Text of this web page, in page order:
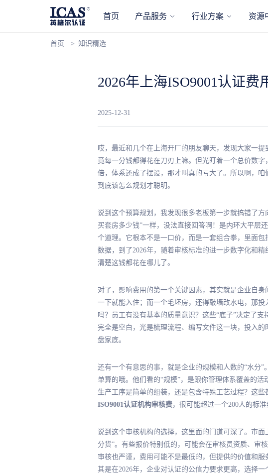
首页 产品服务 行业方案 资源
首页 知识精选
2026年上海ISO9001认证
2025-12-31
哎，最近和几个在上海开厂的朋友聊天，发现大家一
竟每一分钱都得花在刀刃上嘛。但光盯着一个总价数
倍，体系还成了摆设，那才叫真的亏大了。所以啊，
到底该怎么规划才聪明。
说到这个预算规划，我发现很多老板第一步就搞错了方
买套房多少钱”一样，没法直接回答啊！是内环大平层
个道理。它根本不是一口价，而是一套组合拳，里面
数据，到了2026年，随着审核标准的进一步数字化和
清楚这钱都花在哪儿了。
对了，影响费用的第一个关键因素，其实就是企业自
一下就能入住；而一个毛坯房，还得敲墙改水电，那投
吗？员工有没有基本的质量意识？这些“底子”决定了
完全是空白，光是梳理流程、编写文件这一块，投入
盘家底。
还有一个有意思的事，就是企业的规模和人数的“水分
单算的哦。他们看的“规模”，是跟你管理体系覆盖的
生产工序是简单的组装，还是包含特殊工艺过程？这
ISO9001认证机构审核费，很可能超过一个200人的标
说到这个审核机构的选择，这里面的门道可深了。市面
分货”。有些报价特别低的，可能会在审核员资质、审
审核也严谨，费用可能不是最低的，但提供的价值和
其是在2026年，企业对认证的公信力要求更高，选择